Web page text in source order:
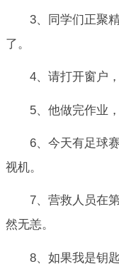
3、同学们正聚
了。
4、请打开窗户
5、他做完作业
6、今天有足球
视机。
7、营救人员在
然无恙。
8、如果我是钥